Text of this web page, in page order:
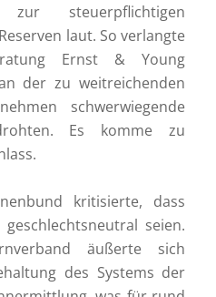
steuerpflichtigen
laut. So verlangte
Ernst & Young
der zu weitreichenden
schwerwiegende
Es komme zu
kritisierte, dass
seien.
äußerte sich
des Systems der